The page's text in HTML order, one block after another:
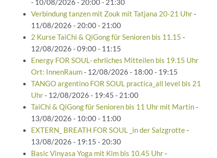
- 10/08/2026 - 20:00 - 21:30
Verbindung tanzen mit Zouk mit Tatjana 20-21 Uhr-
11/08/2026 - 20:00 - 21:00
2 Kurse TaiChi & QiGong für Senioren bis 11.15 -
12/08/2026 - 09:00 - 11:15
Energy FOR SOUL- ehrliches Mitteilen bis 19.15 Uhr
Ort: InnenRaum- 12/08/2026 - 18:00 - 19:15
TANGO argentino FOR SOUL practica_all level bis 21
Uhr- 12/08/2026 - 19:45 - 21:00
TaiChi & QiGong für Senioren bis 11 Uhr mit Martin-
13/08/2026 - 10:00 - 11:00
EXTERN_ BREATH FOR SOUL _in der Salzgrotte-
13/08/2026 - 19:15 - 20:30
Basic Vinyasa Yoga mit Kim bis 10.45 Uhr-